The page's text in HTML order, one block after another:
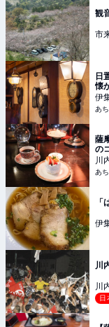
観
市
日
懐
ビ
情
伊
薩
の
が
川
伊
川
川
日